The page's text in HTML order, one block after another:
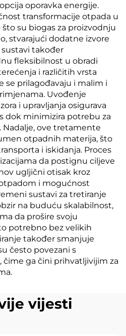
oporavka energije.
transformacije otpada u
su biogas za proizvodnju
stvarajući dodatne izvore
također
fleksibilnost u obradi
i različitih vrsta
se prilagođavaju i malim i
Uvođenje
i upravljanja osigurava
dok minimizira potrebu za
ove tretamente
otpadnih materija, što
i iskidanja. Proces
da postignu ciljeve
ugljični otisak kroz
i mogućnost
sustavi za tretiranje
na buduću skalabilnost,
da prošire svoju
potrebno bez velikih
također smanjuje
često povezani s
ga čini prihvatljivijim za
vijesti